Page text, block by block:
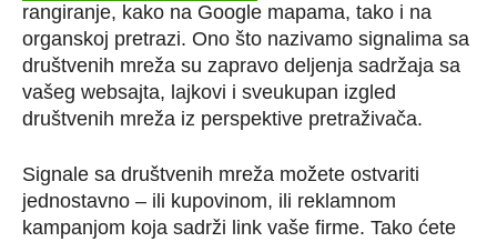
rangiranje, kako na Google mapama, tako i na
organskoj pretrazi. Ono što nazivamo signalima sa
društvenih mreža su zapravo deljenja sadržaja sa
vašeg websajta, lajkovi i sveukupan izgled
društvenih mreža iz perspektive pretraživača.
Signale sa društvenih mreža možete ostvariti
jednostavno – ili kupovinom, ili reklamnom
kampanjom koja sadrži link vaše firme. Tako ćete